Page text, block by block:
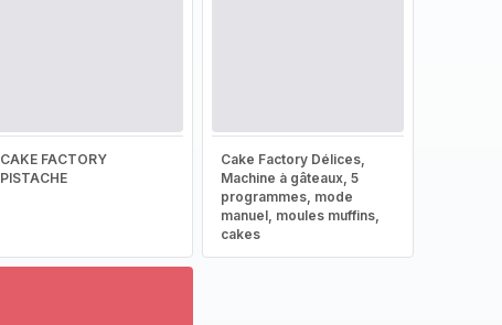
CAKE FACTORY
PISTACHE
Cake Factory Délices,
Machine à gâteaux, 5
programmes, mode
manuel, moules muffins,
cakes